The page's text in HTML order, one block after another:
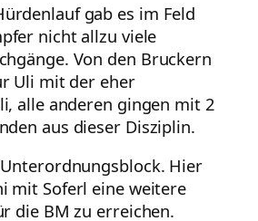
gab es im Feld
nicht allzu viele
Von den Bruckern
Uli mit der eher
alle anderen gingen mit 2
aus dieser Disziplin.
Hier
mit Soferl eine weitere
die BM zu erreichen.